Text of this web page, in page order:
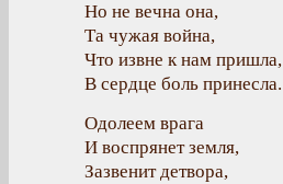
Но не вечна она,
Та чужая война,
Что извне к нам пришла,
В сердце боль принесла.
Одолеем врага
И воспрянет земля,
Зазвенит детвора,